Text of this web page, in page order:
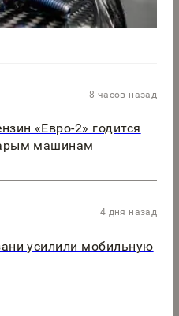
8 часов назад
«Евро-2» годится
машинам
4 дня назад
усилили мобильную